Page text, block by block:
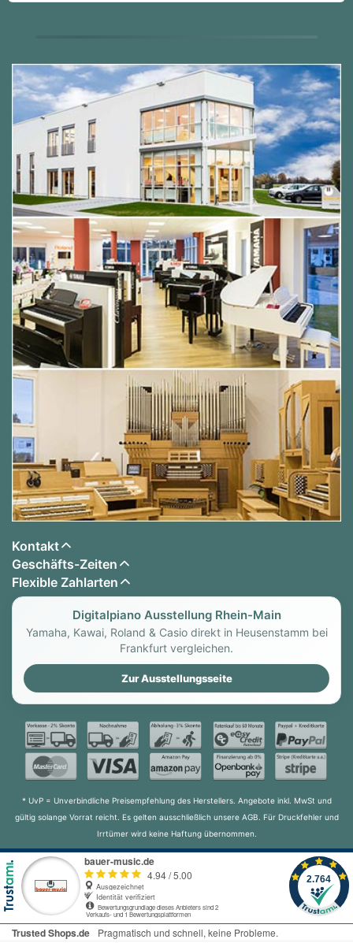
Kontakt
Geschäfts-Zeiten
Flexible Zahlarten
Digitalpiano Ausstellung Rhein-Main
Yamaha, Kawai, Roland & Casio direkt in Heusenstamm bei
Frankfurt vergleichen.
Zur Ausstellungsseite
* UvP = Unverbindliche Preisempfehlung des Herstellers. Angebote inkl. MwSt und
gültig solange Vorrat reicht. Es gelten ausschließlich unsere AGB. Für Druckfehler und
Irrtümer wird keine Haftung übernommen.